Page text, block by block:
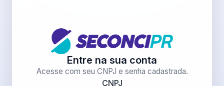
Entre na sua conta
Acesse com seu CNPJ e senha cadastrada.
CNPJ